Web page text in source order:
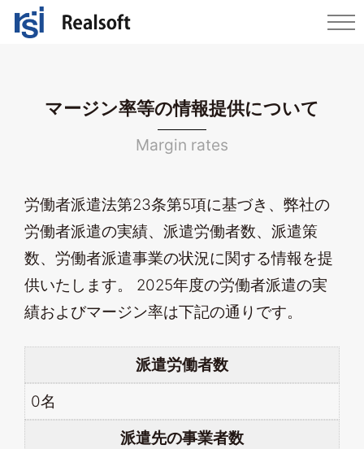
マージン率等の情報提供について
Margin rates
労働者派遣法第23条第5項に基づき、弊社の
労働者派遣の実績、派遣労働者数、派遣策
数、労働者派遣事業の状況に関する情報を提
供いたします。 2025年度の労働者派遣の実
績およびマージン率は下記の通りです。
派遣労働者数
0名
派遣先の事業者数